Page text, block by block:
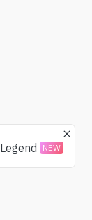
Legend NEW